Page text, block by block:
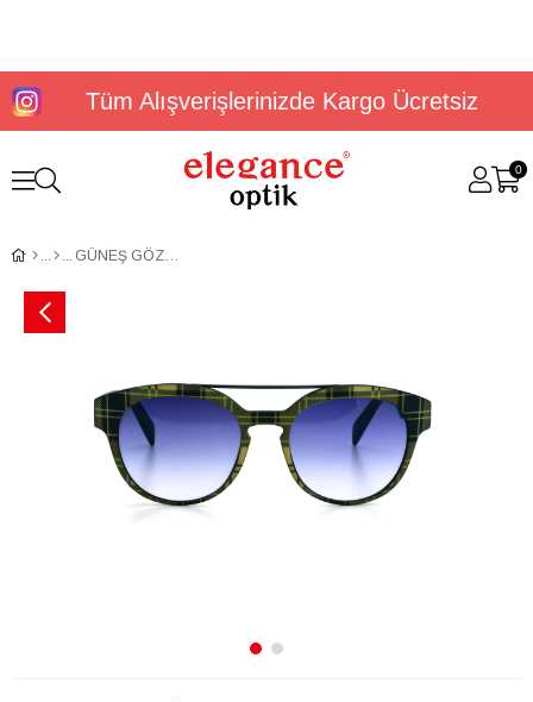
Tüm Alışverişlerinizde Kargo Ücretsiz
0
GÜNEŞ GÖZLÜĞÜ INDEPENDENT I0900T.TRT.009